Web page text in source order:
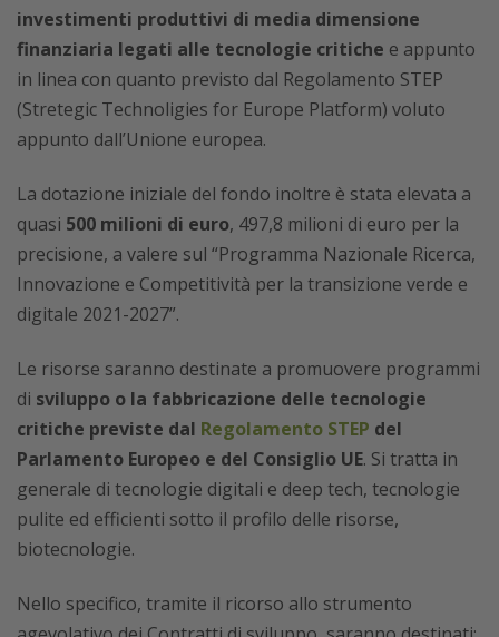
investimenti produttivi di media dimensione
finanziaria legati alle tecnologie critiche e appunto
in linea con quanto previsto dal Regolamento STEP
(Stretegic Technoligies for Europe Platform) voluto
appunto dall’Unione europea.
La dotazione iniziale del fondo inoltre è stata elevata a
quasi 500 milioni di euro, 497,8 milioni di euro per la
precisione, a valere sul “Programma Nazionale Ricerca,
Innovazione e Competitività per la transizione verde e
digitale 2021-2027”.
Le risorse saranno destinate a promuovere programmi
di sviluppo o la fabbricazione delle tecnologie
critiche previste dal Regolamento STEP del
Parlamento Europeo e del Consiglio UE. Si tratta in
generale di tecnologie digitali e deep tech, tecnologie
pulite ed efficienti sotto il profilo delle risorse,
biotecnologie.
Nello specifico, tramite il ricorso allo strumento